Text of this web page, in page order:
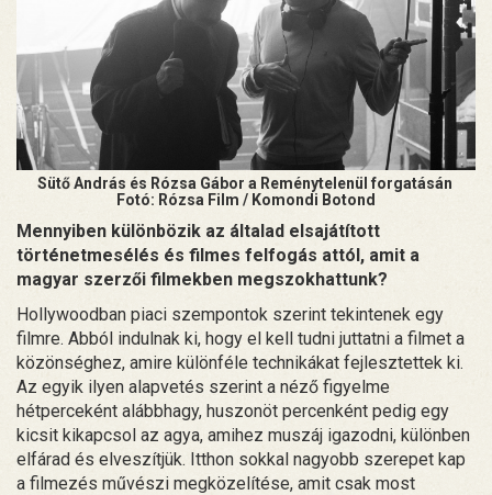
Sütő András és Rózsa Gábor a Reménytelenül forgatásán
Fotó: Rózsa Film / Komondi Botond
Mennyiben különbözik az általad elsajátított
történetmesélés és filmes felfogás attól, amit a
magyar szerzői filmekben megszokhattunk?
Hollywoodban piaci szempontok szerint tekintenek egy
filmre. Abból indulnak ki, hogy el kell tudni juttatni a filmet a
közönséghez, amire különféle technikákat fejlesztettek ki.
Az egyik ilyen alapvetés szerint a néző figyelme
hétperceként alábbhagy, huszonöt percenként pedig egy
kicsit kikapcsol az agya, amihez muszáj igazodni, különben
elfárad és elveszítjük. Itthon sokkal nagyobb szerepet kap
a filmezés művészi megközelítése, amit csak most